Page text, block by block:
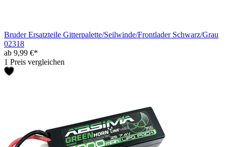
Bruder Ersatzteile Gitterpalette/Seilwinde/Frontlader Schwarz/Grau
02318
ab 9,99 €*
1 Preis vergleichen